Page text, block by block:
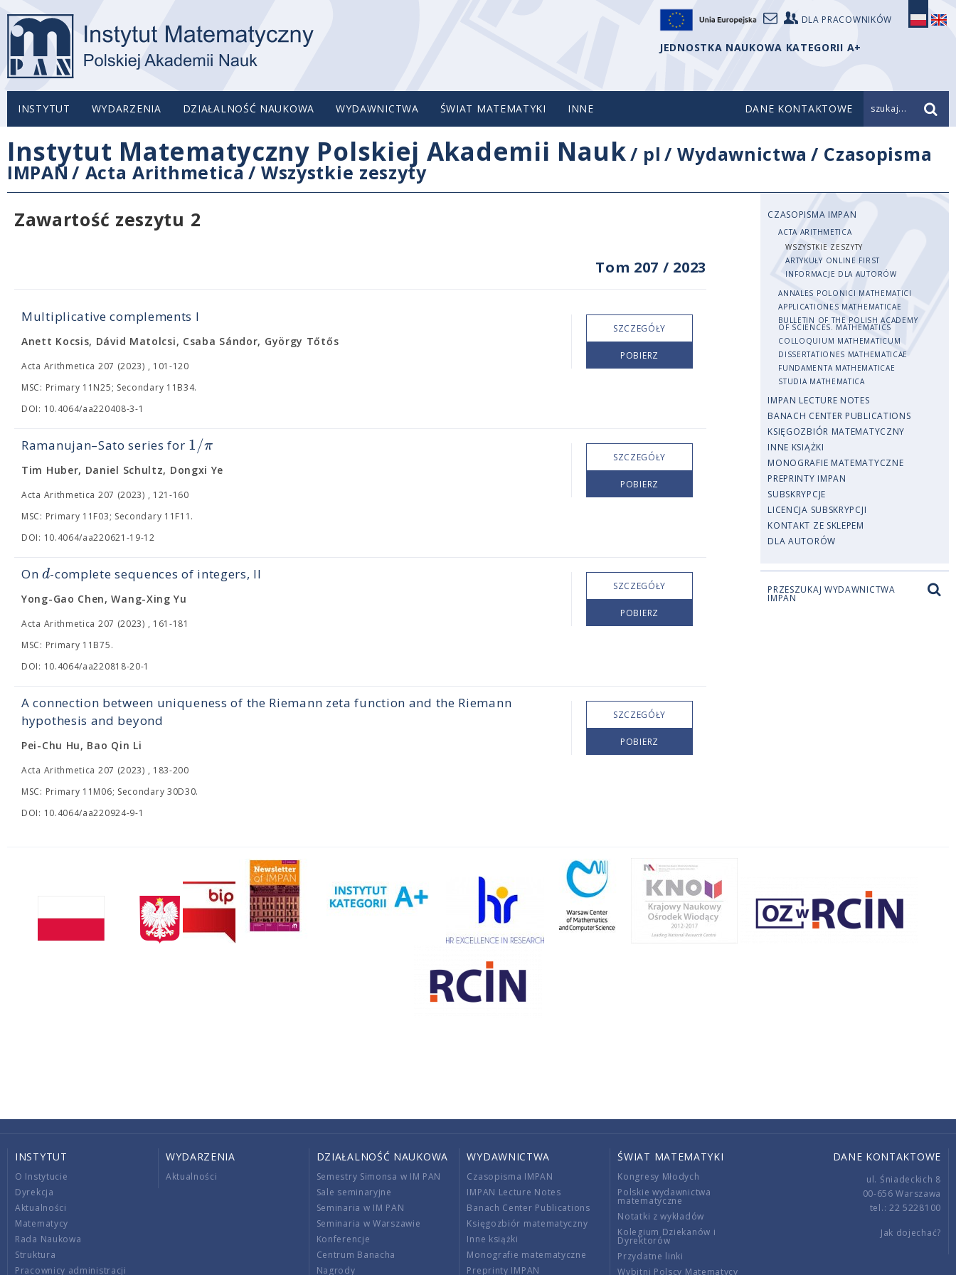
DLA PRACOWNIKÓW
JEDNOSTKA NAUKOWA KATEGORII A+
INSTYTUT WYDARZENIA DZIAŁALNOŚĆ NAUKOWA WYDAWNICTWA ŚWIAT MATEMATYKI INNE DANE KONTAKTOWE szukaj...
Instytut Matematyczny Polskiej Akademii Nauk/ pl /Wydawnictwa / Czasopisma
IMPAN / Acta Arithmetica/ Wszystkie zeszyty
Zawartość zeszytu 2
Tom 207 / 2023
Multiplicative complements I
Anett Kocsis, Dávid Matolcsi, Csaba Sándor, György Tőtős
Acta Arithmetica 207 (2023) , 101-120
MSC: Primary 11N25; Secondary 11B34.
DOI: 10.4064/aa220408-3-1
SZCZEGÓŁY
POBIERZ
Ramanujan–Sato series for 1/π
Tim Huber, Daniel Schultz, Dongxi Ye
Acta Arithmetica 207 (2023) , 121-160
MSC: Primary 11F03; Secondary 11F11.
DOI: 10.4064/aa220621-19-12
SZCZEGÓŁY
POBIERZ
Ond-complete sequences of integers, II
Yong-Gao Chen, Wang-Xing Yu
Acta Arithmetica 207 (2023) , 161-181
MSC: Primary 11B75.
DOI: 10.4064/aa220818-20-1
SZCZEGÓŁY
POBIERZ
A connection between uniqueness of the Riemann zeta function and the Riemann
hypothesis and beyond
Pei-Chu Hu, Bao Qin Li
Acta Arithmetica 207 (2023) , 183-200
MSC: Primary 11M06; Secondary 30D30.
DOI: 10.4064/aa220924-9-1
SZCZEGÓŁY
POBIERZ
CZASOPISMA IMPAN
ACTA ARITHMETICA
WSZYSTKIE ZESZYTY
ARTYKUŁY ONLINE FIRST
INFORMACJE DLA AUTORÓW
ANNALES POLONICI MATHEMATICI
APPLICATIONES MATHEMATICAE
BULLETIN OF THE POLISH ACADEMY
OF SCIENCES. MATHEMATICS
COLLOQUIUM MATHEMATICUM
DISSERTATIONES MATHEMATICAE
FUNDAMENTA MATHEMATICAE
STUDIA MATHEMATICA
IMPAN LECTURE NOTES
BANACH CENTER PUBLICATIONS
KSIĘGOZBIÓR MATEMATYCZNY
INNE KSIĄŻKI
MONOGRAFIE MATEMATYCZNE
PREPRINTY IMPAN
SUBSKRYPCJE
LICENCJA SUBSKRYPCJI
KONTAKT ZE SKLEPEM
DLA AUTORÓW
PRZESZUKAJ WYDAWNICTWA
IMPAN
INSTYTUT
O Instytucie
Dyrekcja
Aktualności
Matematycy
Rada Naukowa
Struktura
Pracownicy administracji
WYDARZENIA
Aktualności
DZIAŁALNOŚĆ NAUKOWA
Semestry Simonsa w IM PAN
Sale seminaryjne
Seminaria w IM PAN
Seminaria w Warszawie
Konferencje
Centrum Banacha
Nagrody
WYDAWNICTWA
Czasopisma IMPAN
IMPAN Lecture Notes
Banach Center Publications
Księgozbiór matematyczny
Inne książki
Monografie matematyczne
Preprinty IMPAN
ŚWIAT MATEMATYKI
Kongresy Młodych
Polskie wydawnictwa
matematyczne
Notatki z wykładów
Kolegium Dziekanów i
Dyrektorów
Przydatne linki
Wybitni Polscy Matematycy
DANE KONTAKTOWE
ul. Śniadeckich 8
00-656 Warszawa
tel.: 22 5228100
Jak dojechać?